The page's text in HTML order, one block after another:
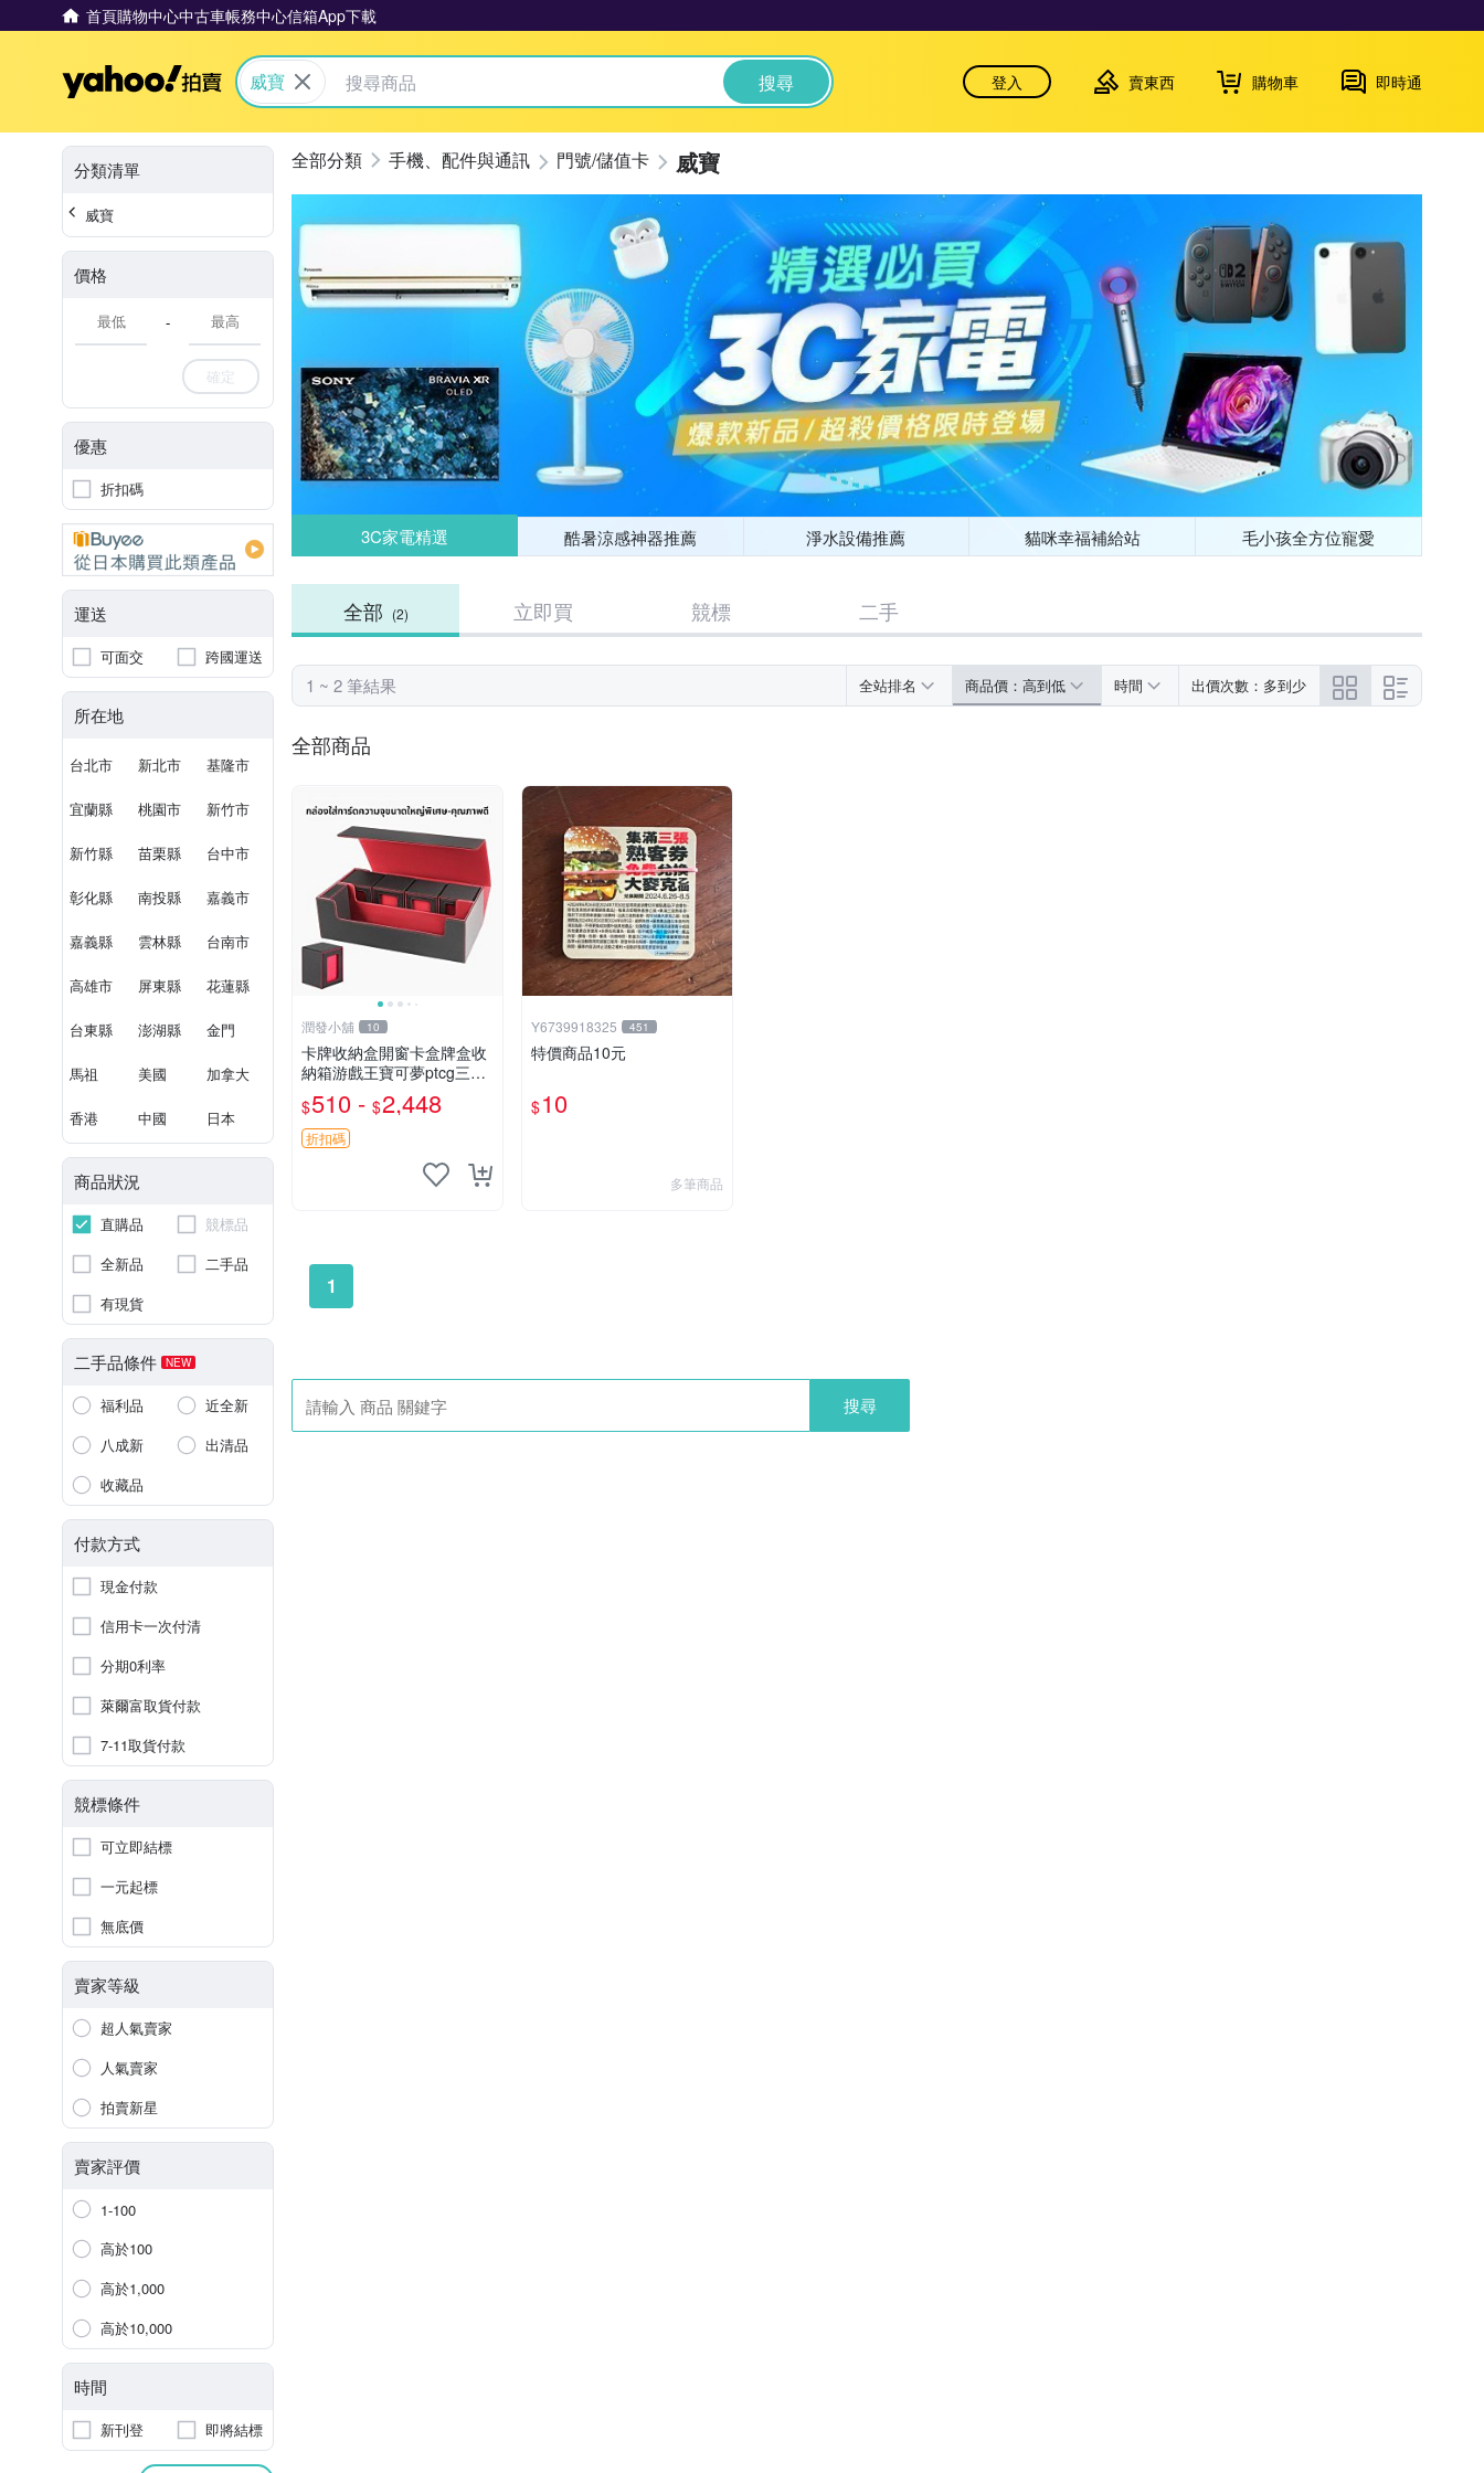
首頁購物中心中古車帳務中心信箱App下載
Yahoo拍賣
威寶 搜尋 登入 賣東西 購物車 即時通
分類清單
威寶
價格
-
確定
優惠
折扣碼
運送
可面交 跨國運送
所在地
台北市 新北市 基隆市
宜蘭縣 桃園市 新竹市
新竹縣 苗栗縣 台中市
彰化縣 南投縣 嘉義市
嘉義縣 雲林縣 台南市
高雄市 屏東縣 花蓮縣
台東縣 澎湖縣 金門
馬祖 美國 加拿大
香港 中國 日本
商品狀況
直購品
競標品
全新品
二手品
有現貨
二手品條件 NEW
福利品
近全新
八成新
出清品
收藏品
付款方式
現金付款
信用卡一次付清
分期0利率
萊爾富取貨付款
7-11取貨付款
競標條件
可立即結標
一元起標
無底價
賣家等級
超人氣賣家
人氣賣家
拍賣新星
賣家評價
1-100
高於100
高於1,000
高於10,000
時間
新刊登 即將結標
手機、配件與通訊 門號/儲值卡 威寶
3C家電精選 酷暑涼感神器推薦 淨水設備推薦 貓咪幸福補給站 毛小孩全方位寵愛
全部 (2) 立即買 競標 二手
1 ~ 2 筆結果 全站排名 商品價：高到低 時間 出價次數：多到少
全部商品
潤發小舖 10
卡牌收納盒開窗卡盒牌盒收
納箱游戲王寶可夢ptcg三國
殺海賊王dtcg
$510 - $2,448
折扣碼
Y6739918325 451
特價商品10元
$10
多筆商品
1
搜尋